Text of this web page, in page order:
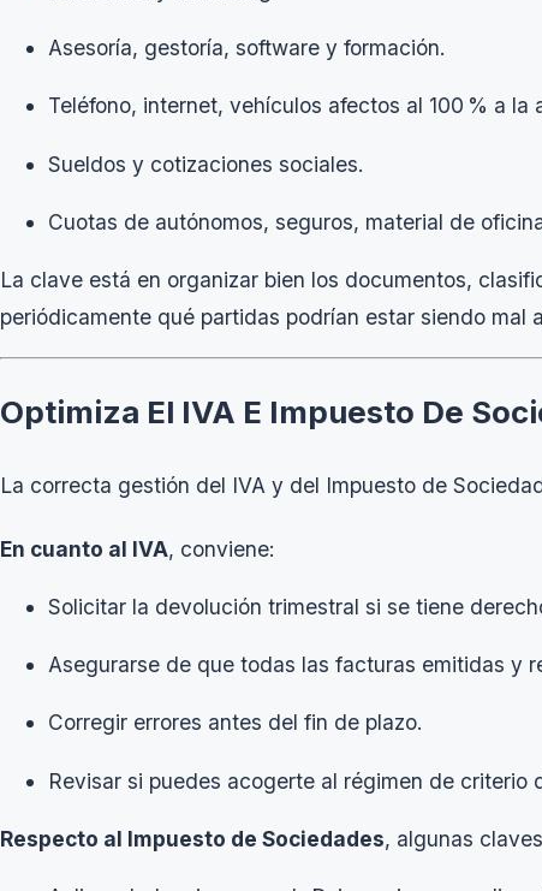
Asesoría, gestoría, software y formación.
Teléfono, internet, vehículos afectos al 100 % a la
Sueldos y cotizaciones sociales.
Cuotas de autónomos, seguros, material de
La clave está en organizar bien los documentos,
periódicamente qué partidas podrían estar siendo mal
Optimiza El IVA E Impuesto De
La correcta gestión del IVA y del Impuesto de
En cuanto al IVA, conviene:
Solicitar la devolución trimestral si se tiene
Asegurarse de que todas las facturas emitidas y
Corregir errores antes del fin de plazo.
Revisar si puedes acogerte al régimen de criterio
Respecto al Impuesto de Sociedades, algunas